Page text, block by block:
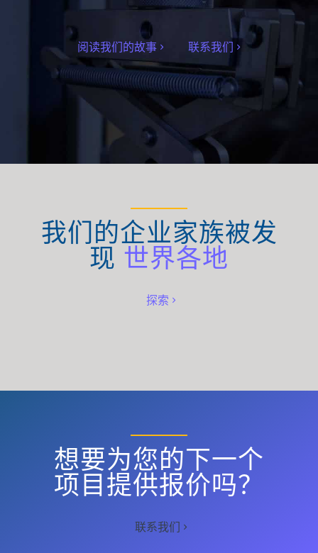
阅读我们的故事 联系我们
我们的企业家族被发
现 世界各地
探索
想要为您的下一个
项目提供报价吗？
联系我们